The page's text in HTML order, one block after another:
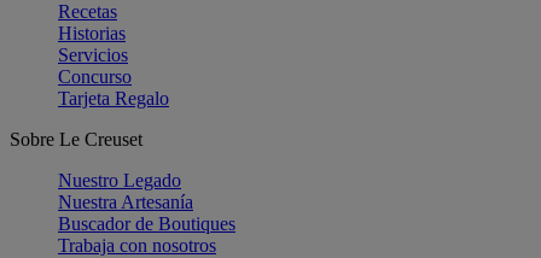
Recetas
Historias
Servicios
Concurso
Tarjeta Regalo
Sobre Le Creuset
Nuestro Legado
Nuestra Artesanía
Buscador de Boutiques
Trabaja con nosotros